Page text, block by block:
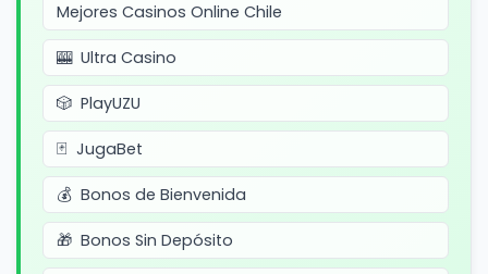
Mejores Casinos Online Chile
Ultra Casino
PlayUZU
JugaBet
Bonos de Bienvenida
Bonos Sin Depósito